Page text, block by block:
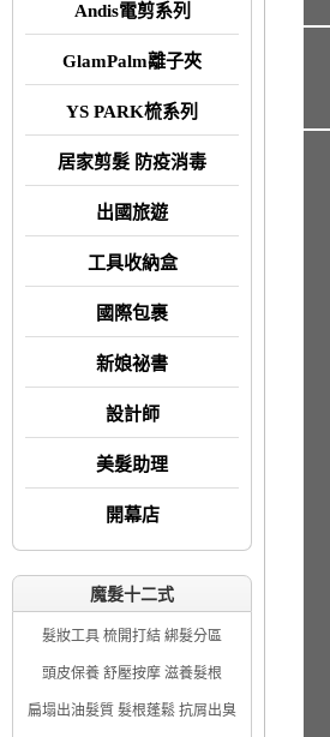
Andis電剪系列
GlamPalm離子夾
YS PARK梳系列
居家剪髮 防疫消毒
出國旅遊
工具收納盒
國際包裹
新娘祕書
設計師
美髮助理
開幕店
魔髮十二式
髮妝工具 梳開打結 綁髮分區
頭皮保養 舒壓按摩 滋養髮根
扁塌出油髮質 髮根蓬鬆 抗屑出臭